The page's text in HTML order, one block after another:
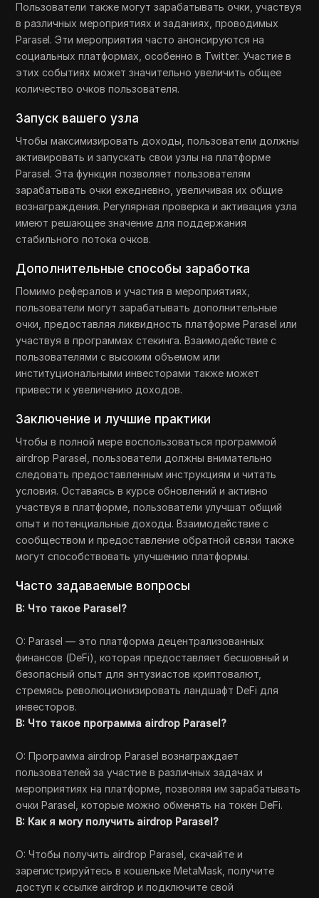
Пользователи также могут зарабатывать очки, участвуя
в различных мероприятиях и заданиях, проводимых
Parasel. Эти мероприятия часто анонсируются на
социальных платформах, особенно в Twitter. Участие в
этих событиях может значительно увеличить общее
количество очков пользователя.
Запуск вашего узла
Чтобы максимизировать доходы, пользователи должны
активировать и запускать свои узлы на платформе
Parasel. Эта функция позволяет пользователям
зарабатывать очки ежедневно, увеличивая их общие
вознаграждения. Регулярная проверка и активация узла
имеют решающее значение для поддержания
стабильного потока очков.
Дополнительные способы заработка
Помимо рефералов и участия в мероприятиях,
пользователи могут зарабатывать дополнительные
очки, предоставляя ликвидность платформе Parasel или
участвуя в программах стекинга. Взаимодействие с
пользователями с высоким объемом или
институциональными инвесторами также может
привести к увеличению доходов.
Заключение и лучшие практики
Чтобы в полной мере воспользоваться программой
airdrop Parasel, пользователи должны внимательно
следовать предоставленным инструкциям и читать
условия. Оставаясь в курсе обновлений и активно
участвуя в платформе, пользователи улучшат общий
опыт и потенциальные доходы. Взаимодействие с
сообществом и предоставление обратной связи также
могут способствовать улучшению платформы.
Часто задаваемые вопросы
В: Что такое Parasel?
О: Parasel — это платформа децентрализованных
финансов (DeFi), которая предоставляет бесшовный и
безопасный опыт для энтузиастов криптовалют,
стремясь революционизировать ландшафт DeFi для
инвесторов.
В: Что такое программа airdrop Parasel?
О: Программа airdrop Parasel вознаграждает
пользователей за участие в различных задачах и
мероприятиях на платформе, позволяя им зарабатывать
очки Parasel, которые можно обменять на токен DeFi.
В: Как я могу получить airdrop Parasel?
О: Чтобы получить airdrop Parasel, скачайте и
зарегистрируйтесь в кошельке MetaMask, получите
доступ к ссылке airdrop и подключите свой